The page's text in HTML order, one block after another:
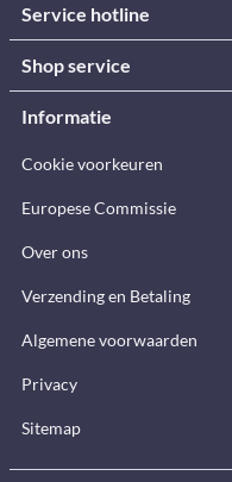
Service hotline
Shop service
Informatie
Cookie voorkeuren
Europese Commissie
Over ons
Verzending en Betaling
Algemene voorwaarden
Privacy
Sitemap